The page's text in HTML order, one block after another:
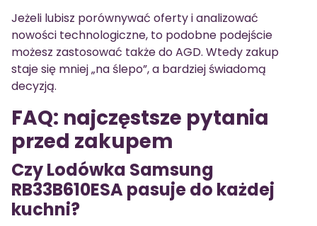
Jeżeli lubisz porównywać oferty i analizować
nowości technologiczne, to podobne podejście
możesz zastosować także do AGD. Wtedy zakup
staje się mniej „na ślepo”, a bardziej świadomą
decyzją.
FAQ: najczęstsze pytania
przed zakupem
Czy Lodówka Samsung
RB33B610ESA pasuje do każdej
kuchni?